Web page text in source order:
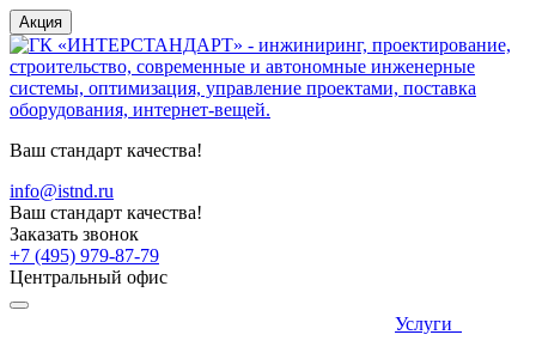
Акция
Ваш стандарт качества!
info@istnd.ru
Ваш стандарт качества!
Заказать звонок
+7 (495) 979-87-79
Центральный офис
Услуги